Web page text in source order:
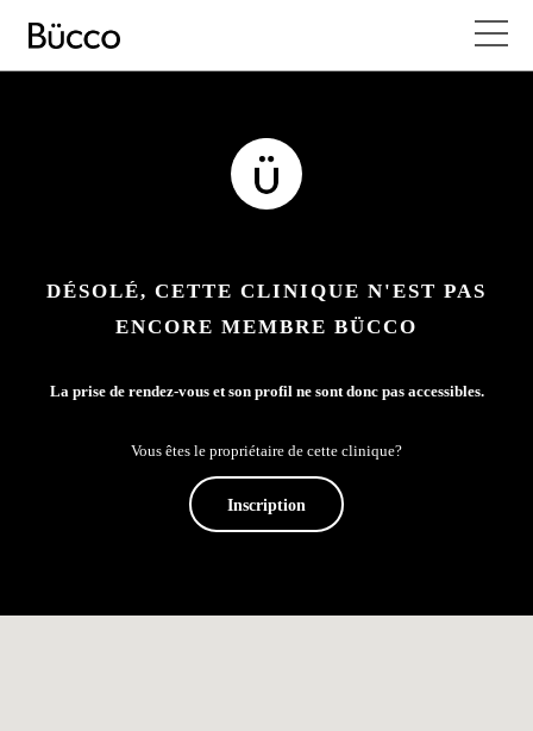
DÉSOLÉ, CETTE CLINIQUE N'EST PAS
ENCORE MEMBRE BÜCCO
La prise de rendez-vous et son profil ne sont donc pas accessibles.
Vous êtes le propriétaire de cette clinique?
Inscription